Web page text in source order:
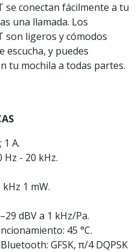
se conectan fácilmente a tu
una llamada. Los
son ligeros y cómodos
escucha, y puedes
tu mochila a todas partes.
A.
Hz - 20 kHz.
1 mW.
dBV a 1 kHz/Pa.
45 °C.
GFSK, π/4 DQPSK